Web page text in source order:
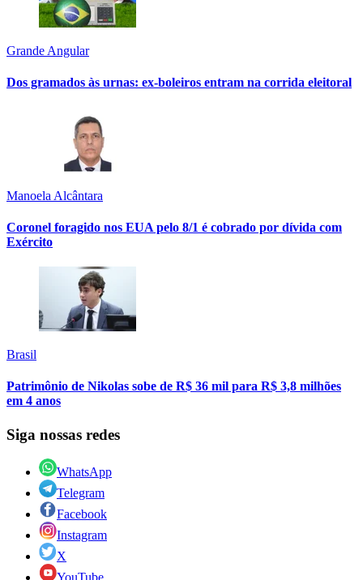
Grande Angular
Dos gramados às urnas: ex-boleiros entram na corrida eleitoral
Manoela Alcântara
Coronel foragido nos EUA pelo 8/1 é cobrado por dívida com
Exército
Brasil
Patrimônio de Nikolas sobe de R$ 36 mil para R$ 3,8 milhões
em 4 anos
Siga nossas redes
WhatsApp
Telegram
Facebook
Instagram
X